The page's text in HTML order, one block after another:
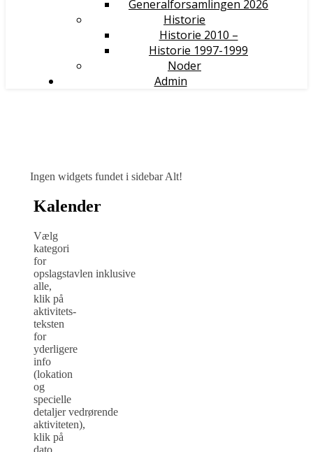
Generalforsamlingen 2026
Historie
Historie 2010 –
Historie 1997-1999
Noder
Admin
Ingen widgets fundet i sidebar Alt!
Kalender
Vælg
kategori
for
opslagstavlen inklusive
alle,
klik på
aktivitets-
teksten
for
yderligere
info
(lokation
og
specielle
detaljer vedrørende
aktiviteten),
klik på
dato